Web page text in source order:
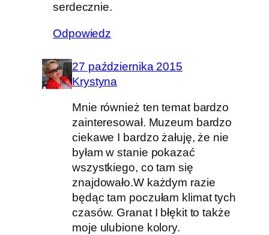
serdecznie.
Odpowiedz
27 października 2015
Krystyna
Mnie również ten temat bardzo
zainteresował. Muzeum bardzo
ciekawe I bardzo żałuję, że nie
byłam w stanie pokazać
wszystkiego, co tam się
znajdowało.W każdym razie
będąc tam poczułam klimat tych
czasów. Granat I błękit to także
moje ulubione kolory.